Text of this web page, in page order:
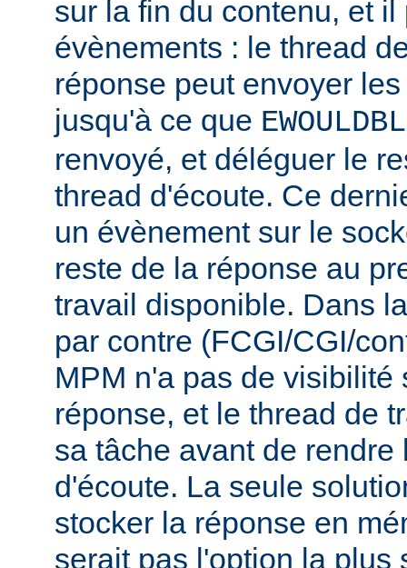
sur la fin du contenu, et
évènements : le thread
réponse peut envoyer
jusqu'à ce que
renvoyé, et déléguer le
thread d'écoute. Ce
un évènement sur le
reste de la réponse au
travail disponible. Dans
par contre (FCGI/CGI/
MPM n'a pas de visibilité
réponse, et le thread de
sa tâche avant de
d'écoute. La seule
stocker la réponse en
serait pas l'option la plus